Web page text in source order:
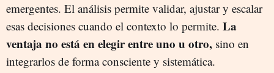
emergentes. El análisis permite validar, ajustar y escalar
esas decisiones cuando el contexto lo permite. La
ventaja no está en elegir entre uno u otro, sino en
integrarlos de forma consciente y sistemática.